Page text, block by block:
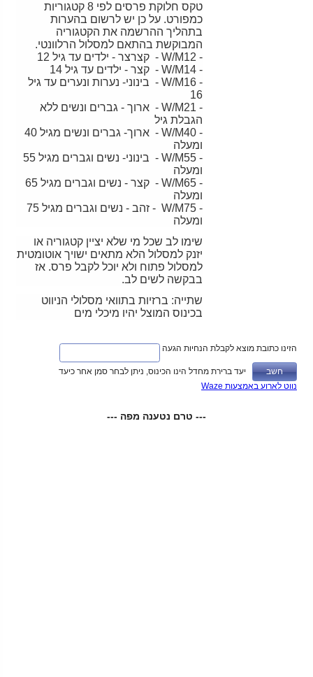
טקס חלוקת פרסים לפי 8 קטגוריות
כמפורט. על כן יש לרשום בהערות
בתהליך ההרשמה את הקטגוריה
המבוקשת בהתאם למסלול הרלוונטי.
- W/M12 - קצרצר - ילדים עד גיל 12
- W/M14 - קצר - ילדים עד גיל 14
- W/M16 - בינוני- נערות ונערים עד גיל
16
- W/M21 - ארוך - גברים ונשים ללא
הגבלת גיל
- W/M40 - ארוך- גברים ונשים מגיל 40
ומעלה
- W/M55 - בינוני- נשים וגברים מגיל 55
ומעלה
- W/M65 - קצר - נשים וגברים מגיל 65
ומעלה
- W/M75 - זהב - נשים וגברים מגיל 75
ומעלה
שימו לב שכל מי שלא יציין קטגוריה או
יזנק למסלול הלא מתאים ישויך אוטומטית
למסלול פתוח ולא יוכל לקבל פרס. אז
בבקשה לשים לב.
שתייה: ברזיות בתוואי מסלולי הניווט
בכינוס המוצל יהיו מיכלי מים
הזינו כתובת מוצא לקבלת הנחיות הגעה
יעד ברירת מחדל הינו הכינוס, ניתן לבחר סמן אחר כיעד
נווט לארוע באמצעות Waze
--- טרם נטענה מפה ---